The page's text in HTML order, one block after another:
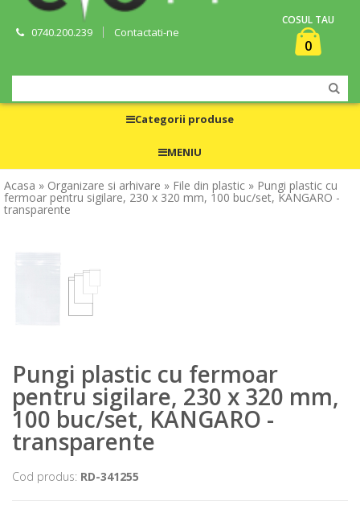
0740.200.239 Contactati-ne
COSUL TAU
0
Categorii produse
MENIU
Acasa » Organizare si arhivare » File din plastic » Pungi plastic cu
fermoar pentru sigilare, 230 x 320 mm, 100 buc/set, KANGARO -
transparente
Pungi plastic cu fermoar
pentru sigilare, 230 x 320 mm,
100 buc/set, KANGARO -
transparente
Cod produs: RD-341255